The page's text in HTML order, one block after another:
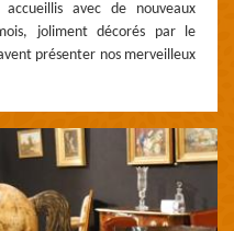
avec de nouveaux
joliment décorés par le
présenter nos merveilleux